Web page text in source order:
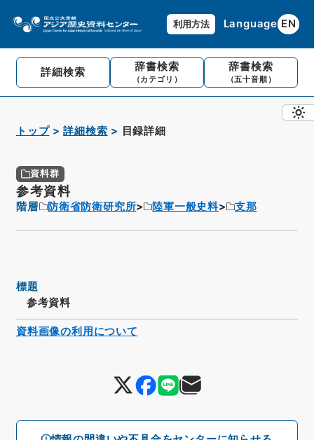
利用方法 Language EN
詳細検索 辞書検索
（カテゴリ）
辞書検索
（五十音順）
トップ 詳細検索 目録詳細
資料群
参考資料
階層 防衛省防衛研究所 陸軍一般史料 支那
標題
参考資料
資料画像の利用について